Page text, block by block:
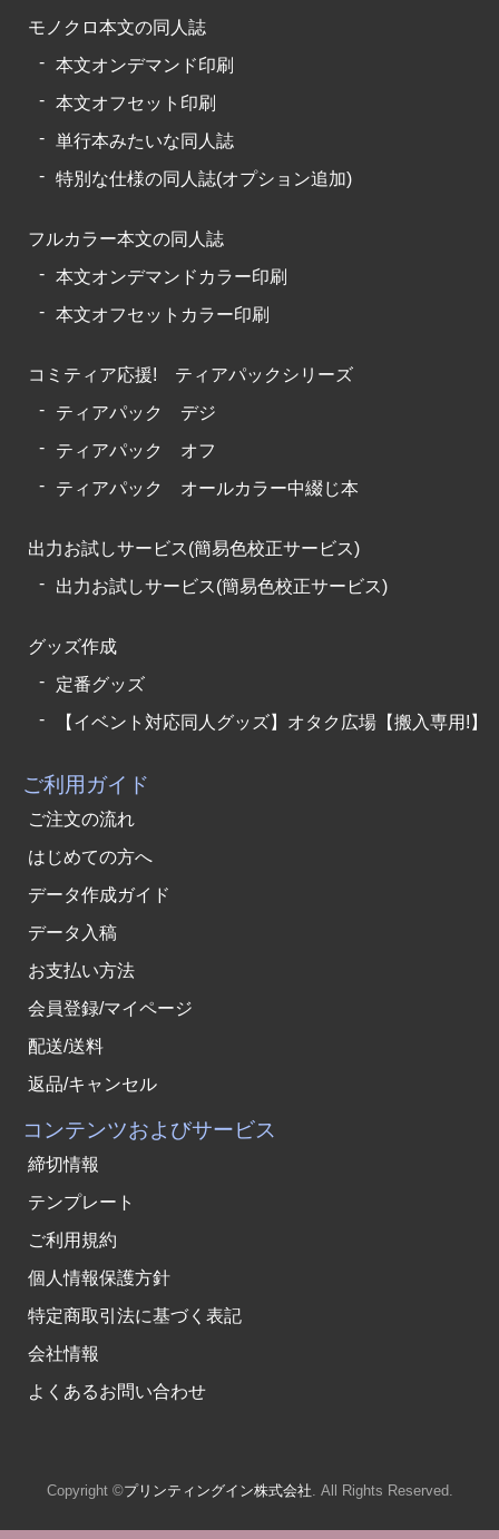
モノクロ本文の同人誌
本文オンデマンド印刷
本文オフセット印刷
単行本みたいな同人誌
特別な仕様の同人誌(オプション追加)
フルカラー本文の同人誌
本文オンデマンドカラー印刷
本文オフセットカラー印刷
コミティア応援! ティアパックシリーズ
ティアパック デジ
ティアパック オフ
ティアパック オールカラー中綴じ本
出力お試しサービス(簡易色校正サービス)
出力お試しサービス(簡易色校正サービス)
グッズ作成
定番グッズ
【イベント対応同人グッズ】オタク広場【搬入専用!】
ご利用ガイド
ご注文の流れ
はじめての方へ
データ作成ガイド
データ入稿
お支払い方法
会員登録/マイページ
配送/送料
返品/キャンセル
コンテンツおよびサービス
締切情報
テンプレート
ご利用規約
個人情報保護方針
特定商取引法に基づく表記
会社情報
よくあるお問い合わせ
Copyright ©プリンティングイン株式会社. All Rights Reserved.